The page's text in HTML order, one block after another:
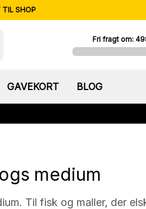
TIL SHOP
Fri fragt om:
GAVEKORT BLOG
medium
Til fisk og maller, der